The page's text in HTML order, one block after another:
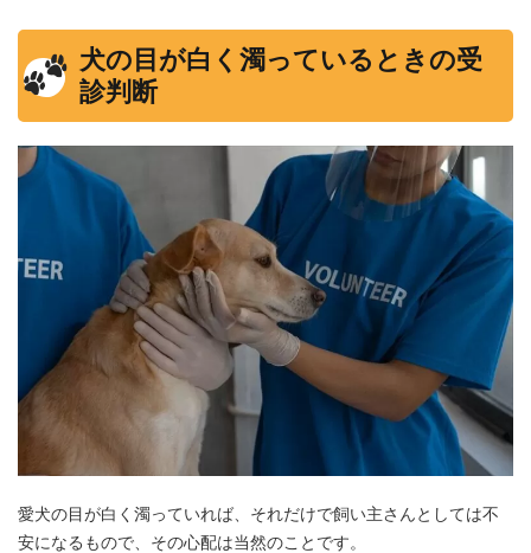
犬の目が白く濁っているときの受
診判断
愛犬の目が白く濁っていれば、それだけで飼い主さんとしては不
安になるもので、その心配は当然のことです。